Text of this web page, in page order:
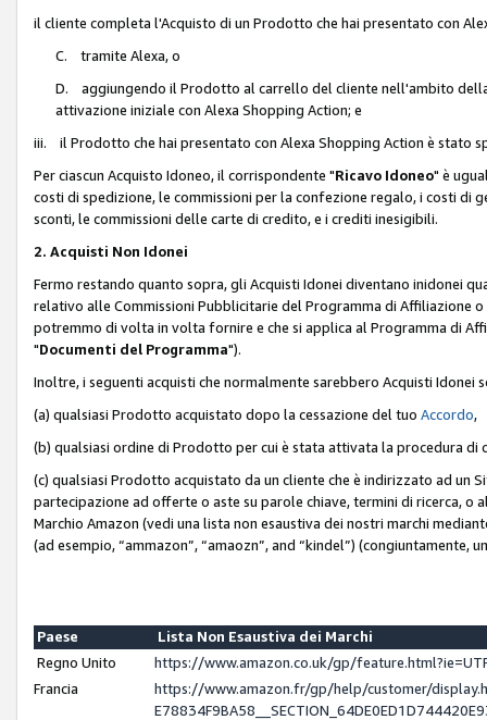
il cliente completa l'Acquisto di un Prodotto che hai presentato con
C. tramite Alexa, o
D. aggiungendo il Prodotto al carrello del cliente nell'ambito
attivazione iniziale con Alexa Shopping Action; e
iii. il Prodotto che hai presentato con Alexa Shopping Action è stato
Per ciascun Acquisto Idoneo, il corrispondente "Ricavo Idoneo" è
costi di spedizione, le commissioni per la confezione regalo, i costi di
sconti, le commissioni delle carte di credito, e i crediti inesigibili.
2. Acquisti Non Idonei
Fermo restando quanto sopra, gli Acquisti Idonei diventano inidonei
relativo alle Commissioni Pubblicitarie del Programma di Affiliazione
potremmo di volta in volta fornire e che si applica al Programma di
"Documenti del Programma").
Inoltre, i seguenti acquisti che normalmente sarebbero Acquisti
(a) qualsiasi Prodotto acquistato dopo la cessazione del tuo Accordo,
(b) qualsiasi ordine di Prodotto per cui è stata attivata la procedura di
(c) qualsiasi Prodotto acquistato da un cliente che è indirizzato ad un
partecipazione ad offerte o aste su parole chiave, termini di ricerca,
Marchio Amazon (vedi una lista non esaustiva dei nostri marchi
(ad esempio, “ammazon”, “amaozn”, and “kindel”) (congiuntamente,
Paese
Lista Non Esaustiva dei Marchi
Regno Unito
https://www.amazon.co.uk/gp/
Francia
https://www.amazon.fr/gp/help/customer/